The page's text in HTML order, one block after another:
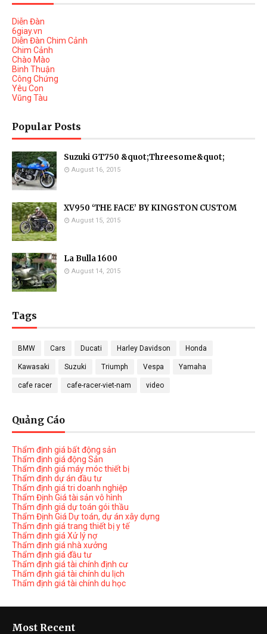
Diễn Đàn
6giay.vn
Diễn Đàn Chim Cảnh
Chim Cảnh
Chào Mào
Binh Thuận
Công Chứng
Yêu Con
Vũng Tàu
Popular Posts
Suzuki GT750 &quot;Threesome&quot;
August 16, 2015
XV950 ‘THE FACE’ BY KINGSTON CUSTOM
August 15, 2015
La Bulla 1600
August 14, 2015
Tags
BMW Cars Ducati Harley Davidson Honda
Kawasaki Suzuki Triumph Vespa Yamaha
cafe racer cafe-racer-viet-nam video
Quảng Cáo
Thẩm định giá bất động sản
Thẩm định giá động Sản
Thẩm định giá máy móc thiết bị
Thẩm định dự án đầu tư
Thẩm định giá tri doanh nghiệp
Thẩm Định Giá tài sản vô hình
Thẩm định giá dự toán gói thầu
Thẩm Định Giá Dự toán, dự án xây dựng
Thẩm định giá trang thiết bị y tế
Thẩm định giá Xử lý nợ
Thẩm định giá nhà xưởng
Thẩm định giá đầu tư
Thẩm định giá tài chính định cư
Thẩm định giá tài chính du lịch
Thẩm định giá tài chính du học
Most Recent